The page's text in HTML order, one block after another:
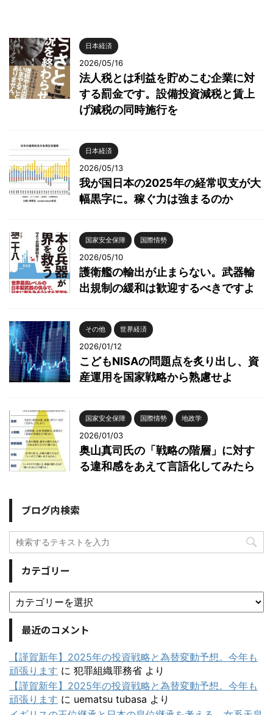
日本経済
2026/05/16
法人税とは利益を貯めこむ企業に対
する罰金です。設備投資減税と賃上
げ減税の同時施行を
日本経済
2026/05/13
我が国日本の2025年の経常収支が大
幅黒字に。稼ぐ力は強まるのか
国家安全保障 国際情勢
2026/05/10
護衛艦の輸出が止まらない。武器輸
出規制の緩和は歓迎するべきですよ
その他 世界経済
2026/01/12
こどもNISAの問題点を炙り出し、資
産運用を国家戦略から熟慮せよ
国家安全保障 国際情勢 地政学
2026/01/03
奥山真司氏の「戦略の階層」に対す
る違和感をあえて言語化してみたら
ブログ内検索
カテゴリー
最近のコメント
【謹賀新年】2025年の投資戦略と為替変動予想。今年も
頑張ります に 犯罪組織罪務省 より
【謹賀新年】2025年の投資戦略と為替変動予想。今年も
頑張ります に uematsu tubasa より